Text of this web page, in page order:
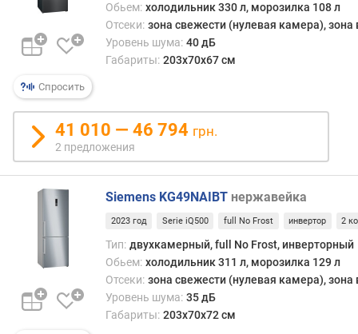
ы
з
а
с
в
е
ж
е
с
н
л
е
Спросить
Обьем: холодильник 330 л, морозилка 108 л
Отсеки: зона свежести (нулевая камера),
Уровень шума: 40 дБ
Габариты: 203x70x67 см
41 010 — 46 794 грн.
2 предложения
Siemens KG49NAIBT нержавейка
2023 год Serie iQ500 full No Frost инвертор 2
Тип: двухкамерный, full No Frost, инверторный
Обьем: холодильник 311 л, морозилка 129 л
Отсеки: зона свежести (нулевая камера),
Уровень шума: 35 дБ
Габариты: 203x70x72 см